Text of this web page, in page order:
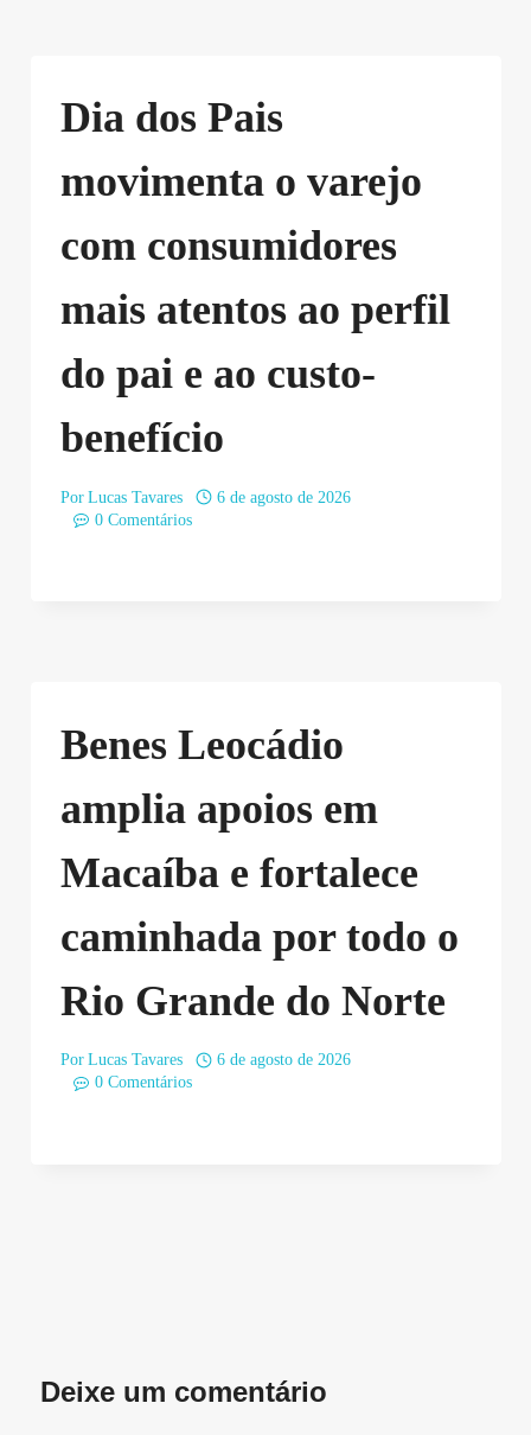
Dia dos Pais
movimenta o varejo
com consumidores
mais atentos ao perfil
do pai e ao custo-
benefício
Por Lucas Tavares
6 de agosto de 2026
0 Comentários
Benes Leocádio
amplia apoios em
Macaíba e fortalece
caminhada por todo o
Rio Grande do Norte
Por Lucas Tavares
6 de agosto de 2026
0 Comentários
Deixe um comentário